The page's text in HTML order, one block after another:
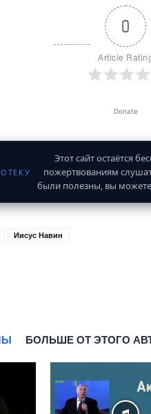
0
Article
Donate
Этот сайт остаётся
пожертвованиям
были полезны, вы
Иисус Навин
БОЛЬШЕ ОТ ЭТОГО